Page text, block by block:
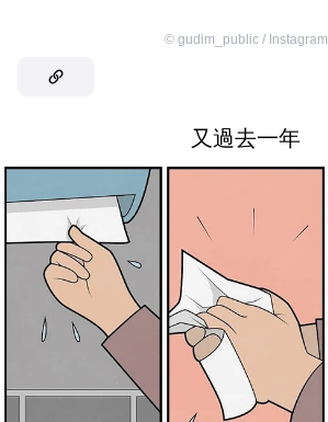
© gudim_public / Instagram
又過去一年